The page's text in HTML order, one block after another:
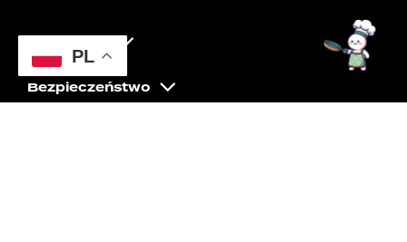
Bezpieczeństwo
PL